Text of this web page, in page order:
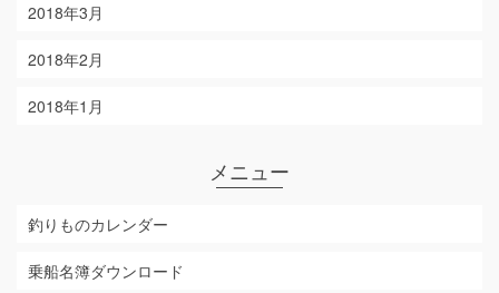
2018年3月
2018年2月
2018年1月
メニュー
釣りものカレンダー
乗船名簿ダウンロード